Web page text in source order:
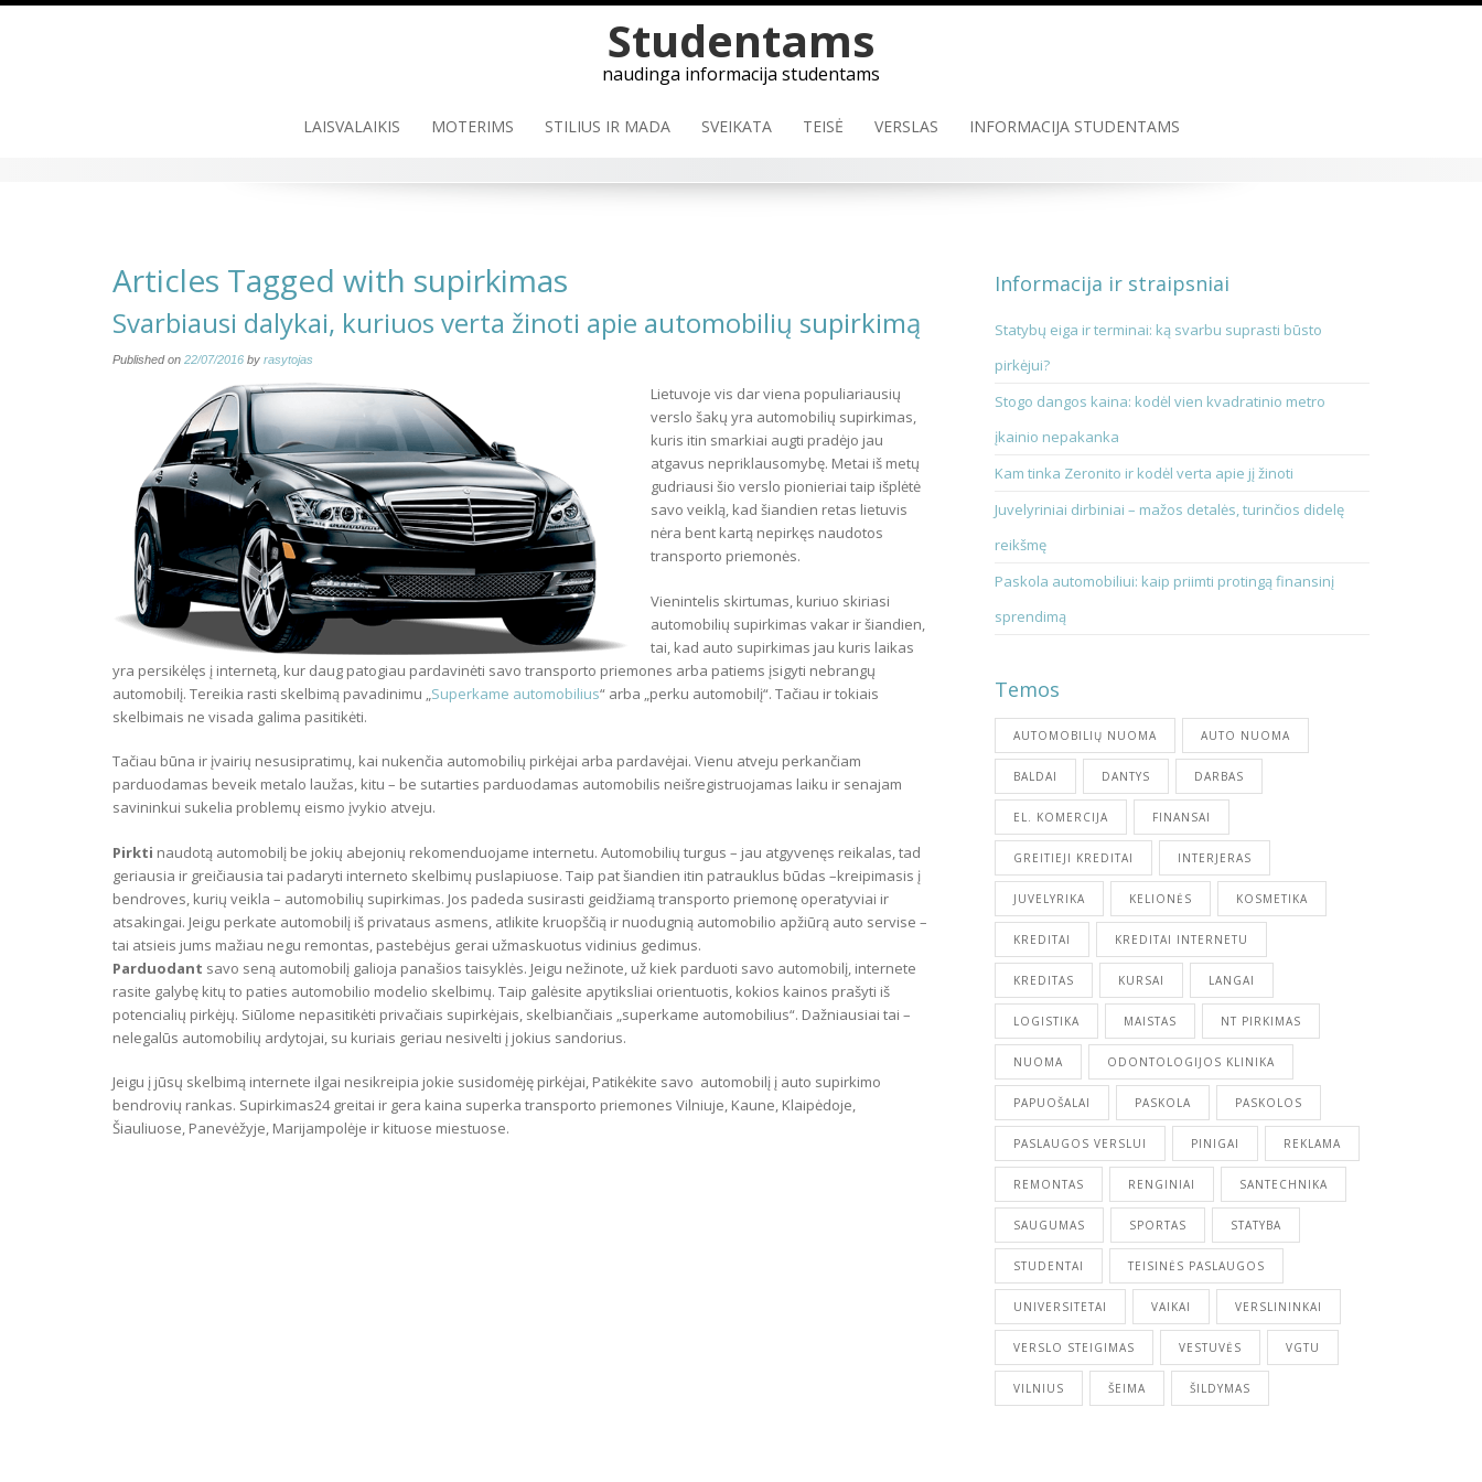
Studentams
naudinga informacija studentams
LAISVALAIKIS MOTERIMS STILIUS IR MADA SVEIKATA TEISĖ VERSLAS INFORMACIJA STUDENTAMS
Articles Tagged with supirkimas
Svarbiausi dalykai, kuriuos verta žinoti apie automobilių supirkimą
Published on 22/07/2016 by rasytojas
Lietuvoje vis dar viena populiariausių
verslo šakų yra automobilių supirkimas,
kuris itin smarkiai augti pradėjo jau
atgavus nepriklausomybę. Metai iš metų
gudriausi šio verslo pionieriai taip išplėtė
savo veiklą, kad šiandien retas lietuvis
nėra bent kartą nepirkęs naudotos
transporto priemonės.
Vienintelis skirtumas, kuriuo skiriasi
automobilių supirkimas vakar ir šiandien,
tai, kad auto supirkimas jau kuris laikas
yra persikėlęs į internetą, kur daug patogiau pardavinėti savo transporto priemones arba patiems įsigyti nebrangų
automobilį. Tereikia rasti skelbimą pavadinimu „ Superkame automobilius“ arba „perku automobilį“. Tačiau ir tokiais
skelbimais ne visada galima pasitikėti.
Tačiau būna ir įvairių nesusipratimų, kai nukenčia automobilių pirkėjai arba pardavėjai. Vienu atveju perkančiam
parduodamas beveik metalo laužas, kitu – be sutarties parduodamas automobilis neišregistruojamas laiku ir senajam
savininkui sukelia problemų eismo įvykio atveju.
Pirkti naudotą automobilį be jokių abejonių rekomenduojame internetu. Automobilių turgus – jau atgyvenęs reikalas, tad
geriausia ir greičiausia tai padaryti interneto skelbimų puslapiuose. Taip pat šiandien itin patrauklus būdas –kreipimasis į
bendroves, kurių veikla – automobilių supirkimas. Jos padeda susirasti geidžiamą transporto priemonę operatyviai ir
atsakingai. Jeigu perkate automobilį iš privataus asmens, atlikite kruopščią ir nuodugnią automobilio apžiūrą auto servise –
tai atsieis jums mažiau negu remontas, pastebėjus gerai užmaskuotus vidinius gedimus.
Parduodant savo seną automobilį galioja panašios taisyklės. Jeigu nežinote, už kiek parduoti savo automobilį, internete
rasite galybę kitų to paties automobilio modelio skelbimų. Taip galėsite apytiksliai orientuotis, kokios kainos prašyti iš
potencialių pirkėjų. Siūlome nepasitikėti privačiais supirkėjais, skelbiančiais „superkame automobilius“. Dažniausiai tai –
nelegalūs automobilių ardytojai, su kuriais geriau nesivelti į jokius sandorius.
Jeigu į jūsų skelbimą internete ilgai nesikreipia jokie susidomėję pirkėjai, Patikėkite savo automobilį į auto supirkimo
bendrovių rankas. Supirkimas24 greitai ir gera kaina superka transporto priemones Vilniuje, Kaune, Klaipėdoje,
Šiauliuose, Panevėžyje, Marijampolėje ir kituose miestuose.
Informacija ir straipsniai
Statybų eiga ir terminai: ką svarbu suprasti būsto
pirkėjui?
Stogo dangos kaina: kodėl vien kvadratinio metro
įkainio nepakanka
Kam tinka Zeronito ir kodėl verta apie jį žinoti
Juvelyriniai dirbiniai – mažos detalės, turinčios didelę
reikšmę
Paskola automobiliui: kaip priimti protingą finansinį
sprendimą
Temos
AUTOMOBILIŲ NUOMA AUTO NUOMA
BALDAI DANTYS DARBAS
EL. KOMERCIJA FINANSAI
GREITIEJI KREDITAI INTERJERAS
JUVELYRIKA KELIONĖS KOSMETIKA
KREDITAI KREDITAI INTERNETU
KREDITAS KURSAI LANGAI
LOGISTIKA MAISTAS NT PIRKIMAS
NUOMA ODONTOLOGIJOS KLINIKA
PAPUOŠALAI PASKOLA PASKOLOS
PASLAUGOS VERSLUI PINIGAI REKLAMA
REMONTAS RENGINIAI SANTECHNIKA
SAUGUMAS SPORTAS STATYBA
STUDENTAI TEISINĖS PASLAUGOS
UNIVERSITETAI VAIKAI VERSLININKAI
VERSLO STEIGIMAS VESTUVĖS VGTU
VILNIUS ŠEIMA ŠILDYMAS